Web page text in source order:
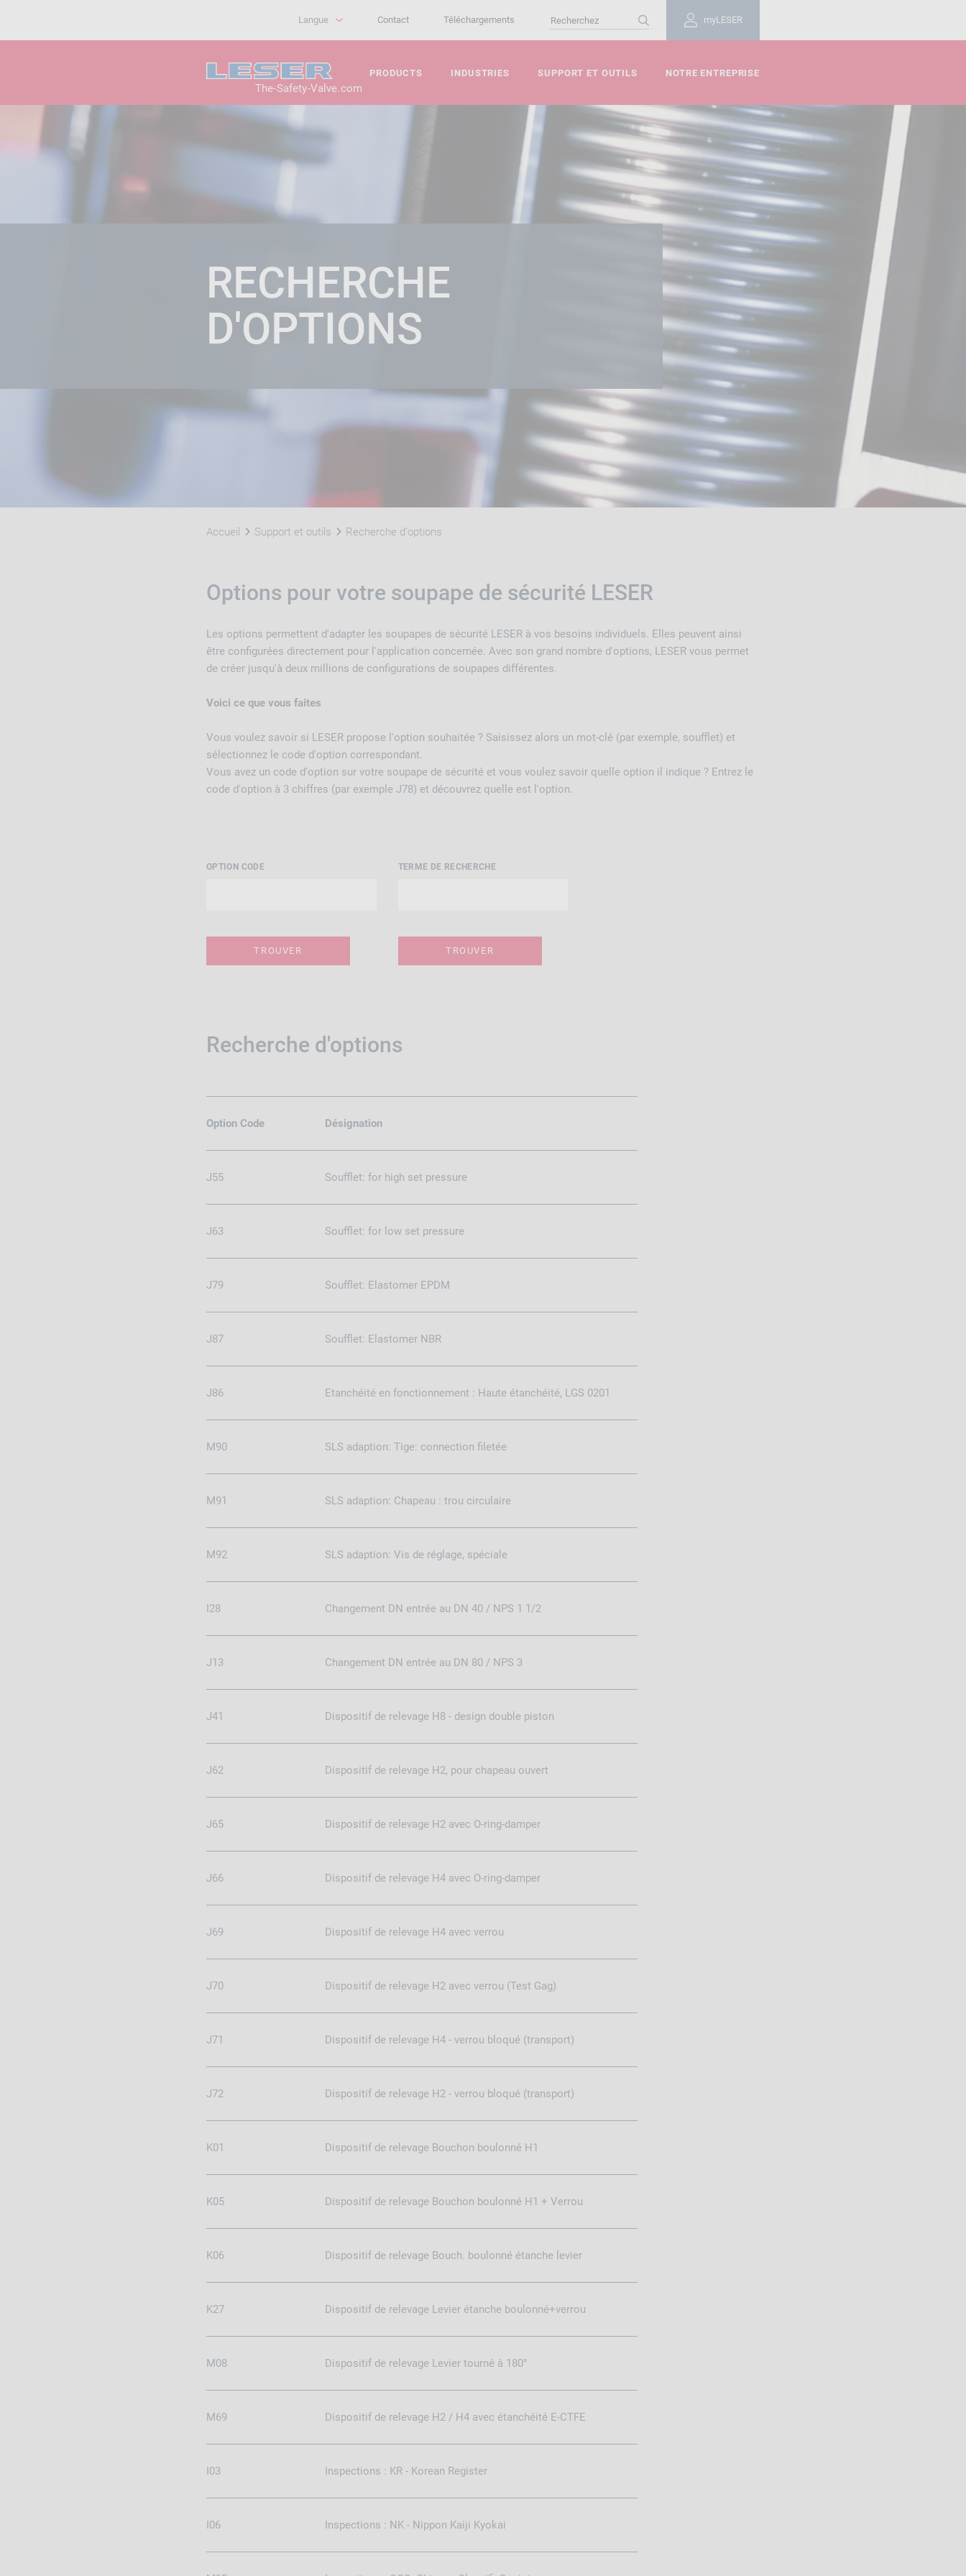
myLESER
Contact Téléchargements
Langue
The-Safety-Valve.com
PRODUCTS INDUSTRIES SUPPORT ET OUTILS NOTRE ENTREPRISE
RECHERCHE
D'OPTIONS
Accueil Support et outils Recherche d'options
Options pour votre soupape de sécurité LESER
Les options permettent d'adapter les soupapes de sécurité LESER à vos besoins individuels. Elles peuvent ainsi
être configurées directement pour l'application concernée. Avec son grand nombre d'options, LESER vous permet
de créer jusqu'à deux millions de configurations de soupapes différentes.
Voici ce que vous faites
Vous voulez savoir si LESER propose l'option souhaitée ? Saisissez alors un mot-clé (par exemple, soufflet) et
sélectionnez le code d'option correspondant.
Vous avez un code d'option sur votre soupape de sécurité et vous voulez savoir quelle option il indique ? Entrez le
code d'option à 3 chiffres (par exemple J78) et découvrez quelle est l'option.
OPTION CODE
TROUVER
TERME DE RECHERCHE
TROUVER
Recherche d'options
Option Code Désignation
J55 Soufflet: for high set pressure
J63 Soufflet: for low set pressure
J79 Soufflet: Elastomer EPDM
J87 Soufflet: Elastomer NBR
J86 Etanchéité en fonctionnement : Haute étanchéité, LGS 0201
M90 SLS adaption: Tige: connection filetée
M91 SLS adaption: Chapeau : trou circulaire
M92 SLS adaption: Vis de réglage, spéciale
I28 Changement DN entrée au DN 40 / NPS 1 1/2
J13 Changement DN entrée au DN 80 / NPS 3
J41 Dispositif de relevage H8 - design double piston
J62 Dispositif de relevage H2, pour chapeau ouvert
J65 Dispositif de relevage H2 avec O-ring-damper
J66 Dispositif de relevage H4 avec O-ring-damper
J69 Dispositif de relevage H4 avec verrou
J70 Dispositif de relevage H2 avec verrou (Test Gag)
J71 Dispositif de relevage H4 - verrou bloqué (transport)
J72 Dispositif de relevage H2 - verrou bloqué (transport)
K01 Dispositif de relevage Bouchon boulonné H1
K05 Dispositif de relevage Bouchon boulonné H1 + Verrou
K06 Dispositif de relevage Bouch. boulonné étanche levier
K27 Dispositif de relevage Levier étanche boulonné+verrou
M08 Dispositif de relevage Levier tourné à 180°
M69 Dispositif de relevage H2 / H4 avec étanchéité E-CTFE
I03 Inspections : KR - Korean Register
I06 Inspections : NK - Nippon Kaiji Kyokai